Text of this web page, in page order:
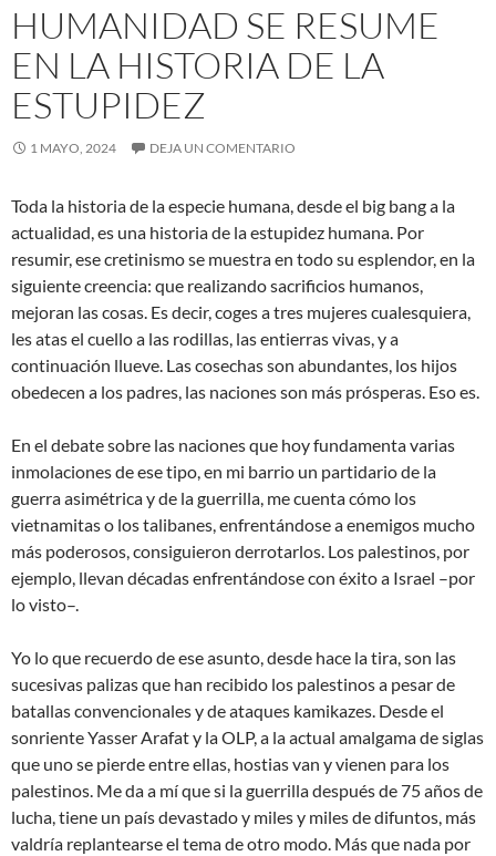
HUMANIDAD SE RESUME
EN LA HISTORIA DE LA
ESTUPIDEZ
1 MAYO, 2024 DEJA UN COMENTARIO
Toda la historia de la especie humana, desde el big bang a la
actualidad, es una historia de la estupidez humana. Por
resumir, ese cretinismo se muestra en todo su esplendor, en la
siguiente creencia: que realizando sacrificios humanos,
mejoran las cosas. Es decir, coges a tres mujeres cualesquiera,
les atas el cuello a las rodillas, las entierras vivas, y a
continuación llueve. Las cosechas son abundantes, los hijos
obedecen a los padres, las naciones son más prósperas. Eso es.
En el debate sobre las naciones que hoy fundamenta varias
inmolaciones de ese tipo, en mi barrio un partidario de la
guerra asimétrica y de la guerrilla, me cuenta cómo los
vietnamitas o los talibanes, enfrentándose a enemigos mucho
más poderosos, consiguieron derrotarlos. Los palestinos, por
ejemplo, llevan décadas enfrentándose con éxito a Israel –por
lo visto–.
Yo lo que recuerdo de ese asunto, desde hace la tira, son las
sucesivas palizas que han recibido los palestinos a pesar de
batallas convencionales y de ataques kamikazes. Desde el
sonriente Yasser Arafat y la OLP, a la actual amalgama de siglas
que uno se pierde entre ellas, hostias van y vienen para los
palestinos. Me da a mí que si la guerrilla después de 75 años de
lucha, tiene un país devastado y miles y miles de difuntos, más
valdría replantearse el tema de otro modo. Más que nada por